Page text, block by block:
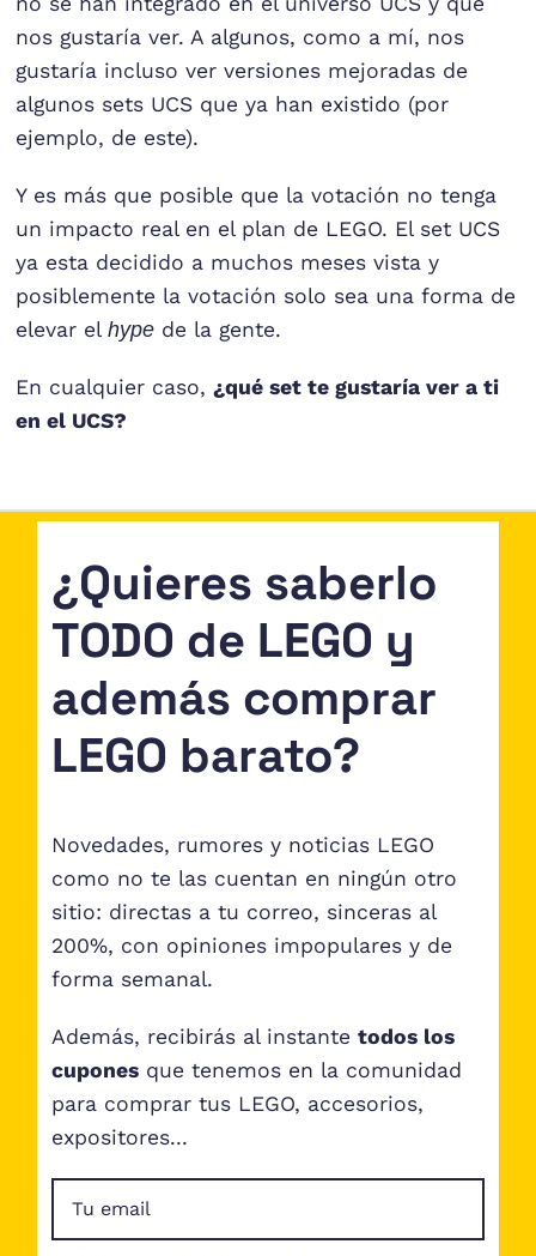
nos gustaría ver. A algunos, como a mí, nos
gustaría incluso ver versiones mejoradas de
algunos sets UCS que ya han existido (por
ejemplo, de este).
Y es más que posible que la votación no tenga
un impacto real en el plan de LEGO. El set UCS
ya esta decidido a muchos meses vista y
posiblemente la votación solo sea una forma de
elevar elhype de la gente.
En cualquier caso, ¿qué set te gustaría ver a ti
en el UCS?
¿Quieres saberlo
TODO de LEGO y
además comprar
LEGO barato?
Novedades, rumores y noticias LEGO
como no te las cuentan en ningún otro
sitio: directas a tu correo, sinceras al
200%, con opiniones impopulares y de
forma semanal.
Además, recibirás al instante todos los
cuponesque tenemos en la comunidad
para comprar tus LEGO, accesorios,
expositores...